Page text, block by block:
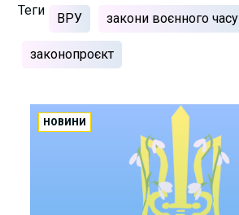
Теги
ВРУ закони воєнного часу
законопроєкт
НОВИНИ